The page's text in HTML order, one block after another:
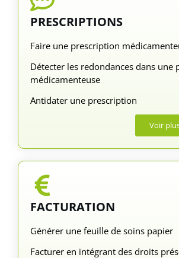
PRESCRIPTIONS
Faire une prescription
Détecter les redondances dans une
médicamenteuse
Antidater une prescription
Voir
FACTURATION
Générer une feuille de soins papier
Facturer en intégrant des droits